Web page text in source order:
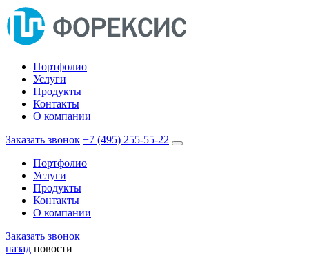
Портфолио
Услуги
Продукты
Контакты
О компании
Заказать звонок +7 (495) 255-55-22
Портфолио
Услуги
Продукты
Контакты
О компании
Заказать звонок
назад новости